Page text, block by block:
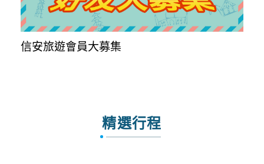
2026台灣國際秋季旅遊展8/21-8/24 攤位
B915/917 (點擊諮詢)